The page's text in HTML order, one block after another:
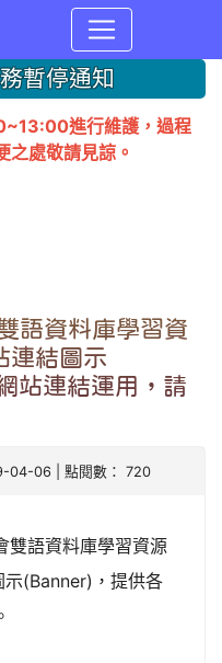
暫停通知
進行維護，過程
之處敬請見諒。
語資料庫學習資
連結圖示
站連結運用，請
04-06 | 點閱數： 720
雙語資料庫學習資源
(Banner)，提供各